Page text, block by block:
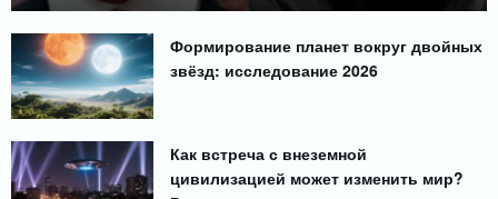
Формирование планет вокруг двойных
звёзд: исследование 2026
Как встреча с внеземной
цивилизацией может изменить мир?